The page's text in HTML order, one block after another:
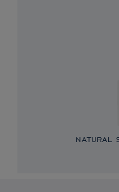
NATURAL